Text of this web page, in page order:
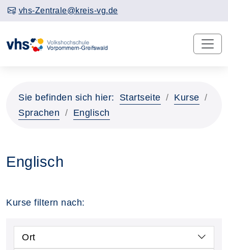
vhs-Zentrale@kreis-vg.de
Sie befinden sich hier: Startseite
Kurse
Sprachen
Englisch
Englisch
Kurse filtern nach:
Ort